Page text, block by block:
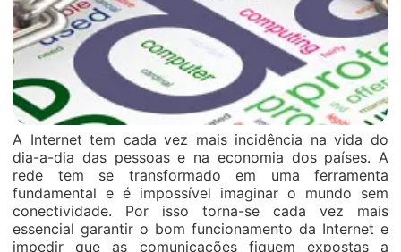
A Internet tem cada vez mais incidência na vida do
dia-a-dia das pessoas e na economia dos países. A
rede tem se transformado em uma ferramenta
fundamental e é impossível imaginar o mundo sem
conectividade. Por isso torna-se cada vez mais
essencial garantir o bom funcionamento da Internet e
impedir que as comunicações fiquem expostas a